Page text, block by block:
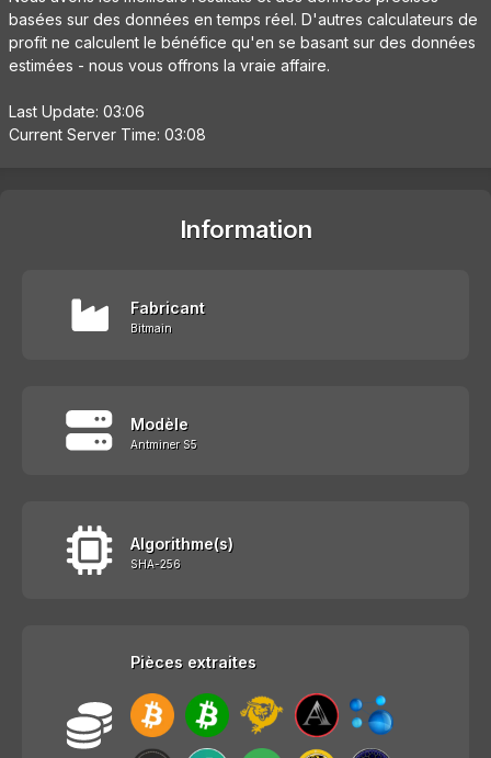
basées sur des données en temps réel. D'autres calculateurs de
profit ne calculent le bénéfice qu'en se basant sur des données
estimées - nous vous offrons la vraie affaire.
Last Update: 03:06
Current Server Time: 03:08
Information
Fabricant
Bitmain
Modèle
Antminer S5
Algorithme(s)
SHA-256
Pièces extraites